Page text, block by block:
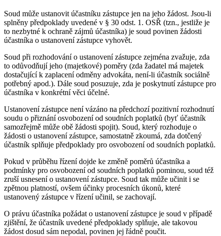
Soud může ustanovit účastníku zástupce jen na jeho žádost. Jsou-li
splněny předpoklady uvedené v § 30 odst. 1. OSŘ (tzn., jestliže je
to nezbytné k ochraně zájmů účastníka) je soud povinen žádosti
účastníka o ustanovení zástupce vyhovět.
Soud při rozhodování o ustanovení zástupce zejména zvažuje, zda
to odůvodňují jeho (majetkové) poměry (zda žadatel má majetek
dostačující k zaplacení odměny advokáta, není-li účastník sociálně
potřebný apod.). Dále soud posuzuje, zda je poskytnutí zástupce pro
účastníka v konkrétní věci účelné.
Ustanovení zástupce není vázáno na předchozí pozitivní rozhodnutí
soudu o přiznání osvobození od soudních poplatků (byť účastník
samozřejmě může obě žádosti spojit). Soud, který rozhoduje o
žádosti o ustanovení zástupce, samostatně zkoumá, zda dotčený
účastník splňuje předpoklady pro osvobození od soudních poplatků.
Pokud v průběhu řízení dojde ke změně poměrů účastníka a
podmínky pro osvobození od soudních poplatků pominou, soud též
zruší usnesení o ustanovení zástupce. Soud tak může učinit i se
zpětnou platností, ovšem účinky procesních úkonů, které
ustanovený zástupce v řízení učinil, se zachovají.
O právu účastníka požádat o ustanovení zástupce je soud v případě
zjištění, že účastník uvedené předpoklady splňuje, ale takovou
žádost dosud sám nepodal, povinen jej řádně poučit.